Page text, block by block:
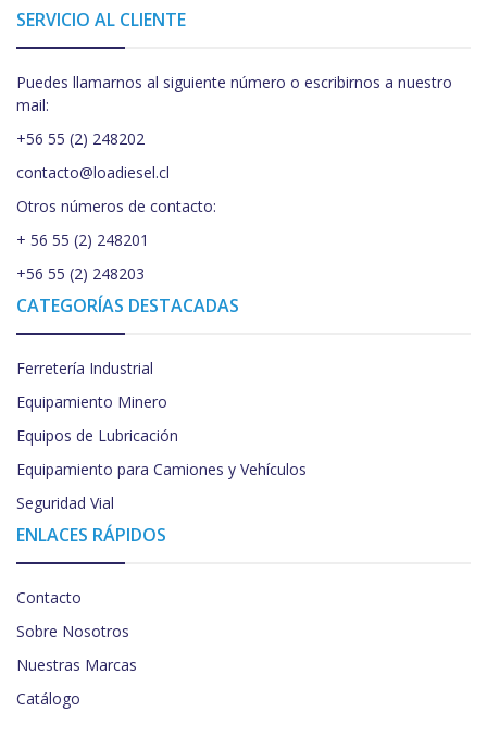
SERVICIO AL CLIENTE
Puedes llamarnos al siguiente número o escribirnos a nuestro
mail:
+56 55 (2) 248202
contacto@loadiesel.cl
Otros números de contacto:
+ 56 55 (2) 248201
+56 55 (2) 248203
CATEGORÍAS DESTACADAS
Ferretería Industrial
Equipamiento Minero
Equipos de Lubricación
Equipamiento para Camiones y Vehículos
Seguridad Vial
ENLACES RÁPIDOS
Contacto
Sobre Nosotros
Nuestras Marcas
Catálogo